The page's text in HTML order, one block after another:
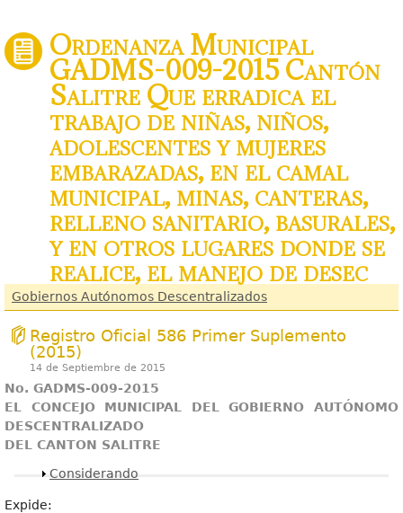
Ordenanza Municipal
GADMS-009-2015 Cantón
Salitre Que erradica el
trabajo de niñas, niños,
adolescentes y mujeres
embarazadas, en el camal
municipal, minas, canteras,
relleno sanitario, basurales,
y en otros lugares donde se
realice, el manejo de desec
Gobiernos Autónomos Descentralizados
Registro Oficial 586 Primer Suplemento
(2015)
14 de Septiembre de 2015
No. GADMS-009-2015
EL CONCEJO MUNICIPAL DEL GOBIERNO AUTÓNOMO
DESCENTRALIZADO
DEL CANTON SALITRE
Mostrar
Considerando
Expide: